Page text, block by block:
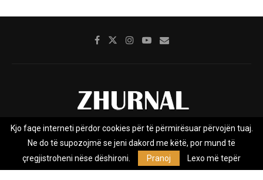
Rreth nesh Impresumi Marketing
Privacy Policy
Zhurnal.mk është Agjenci e Lajmeve e pavarur, e themeluar në vitin
Kjo faqe interneti përdor cookies për të përmirësuar përvojën tuaj.
Ne do të supozojmë se jeni dakord me këtë, por mund të
çregjistroheni nëse dëshironi.
Pranoj Lexo më tepër